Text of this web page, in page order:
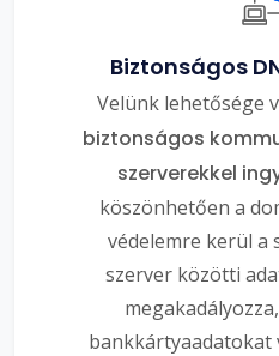
Biztonságos
Velünk lehetősége
biztonságos
szerverekkel
köszönhetően a
védelemre kerül a
szerver közötti
bankkártyaadatokat